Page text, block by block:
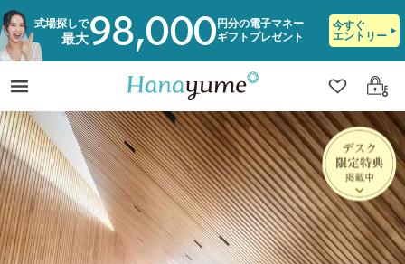
式場探しで
最大98,000 円分の電子マネー
ギフトプレゼント
今すぐ
エントリー
クリップ
ログ